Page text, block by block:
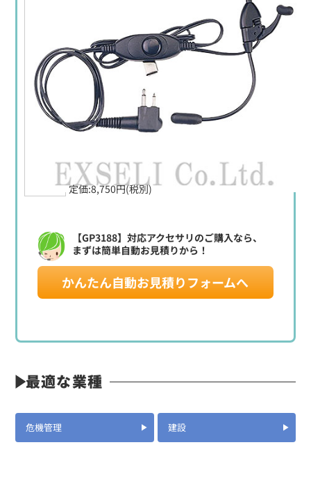
定価:8,750円(税別)
【GP3188】対応アクセサリのご購入なら、
まずは簡単自動お見積りから！
かんたん自動お見積りフォームへ
最適な業種
危機管理 建設